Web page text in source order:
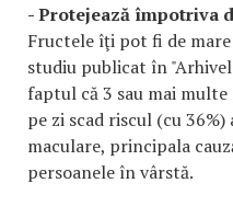
- Protejează împotriva
Fructele îţi pot fi de
studiu publicat în
faptul că 3 sau mai
pe zi scad riscul (cu
maculare, principala
persoanele în vârstă.